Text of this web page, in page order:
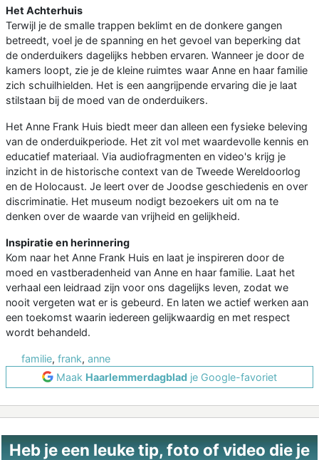
Het Achterhuis
Terwijl je de smalle trappen beklimt en de donkere gangen
betreedt, voel je de spanning en het gevoel van beperking dat
de onderduikers dagelijks hebben ervaren. Wanneer je door de
kamers loopt, zie je de kleine ruimtes waar Anne en haar familie
zich schuilhielden. Het is een aangrijpende ervaring die je laat
stilstaan bij de moed van de onderduikers.
Het Anne Frank Huis biedt meer dan alleen een fysieke beleving
van de onderduikperiode. Het zit vol met waardevolle kennis en
educatief materiaal. Via audiofragmenten en video's krijg je
inzicht in de historische context van de Tweede Wereldoorlog
en de Holocaust. Je leert over de Joodse geschiedenis en over
discriminatie. Het museum nodigt bezoekers uit om na te
denken over de waarde van vrijheid en gelijkheid.
Inspiratie en herinnering
Kom naar het Anne Frank Huis en laat je inspireren door de
moed en vastberadenheid van Anne en haar familie. Laat het
verhaal een leidraad zijn voor ons dagelijks leven, zodat we
nooit vergeten wat er is gebeurd. En laten we actief werken aan
een toekomst waarin iedereen gelijkwaardig en met respect
wordt behandeld.
familie, frank, anne
Maak Haarlemmerdagblad je Google-favoriet
Heb je een leuke tip, foto of video die je